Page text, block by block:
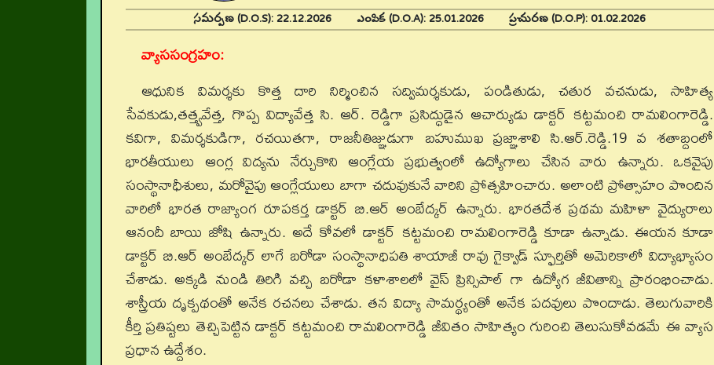
సమర్పణ (D.O.S):22.12.2026ఎంపిక (D.O.A):25.01.2026ప్రచురణ (D.O.P):01.02.2026
వ్యాససంగ్రహం:
ఆధునిక విమర్శకు కొత్త దారి నిర్మించిన సద్విమర్శకుడు, పండితుడు, చతుర వచనుడు, సాహిత్య
సేవకుడు,తత్త్వవేత్త, గొప్ప విద్యావేత్త సి. ఆర్. రెడ్డిగా ప్రసిద్ధుడైన ఆచార్యుడు డాక్టర్ కట్టమంచి రామలింగారెడ్డి.
కవిగా, విమర్శకుడిగా, రచయితగా, రాజనీతిజ్ఞుడుగా బహుముఖ ప్రజ్ఞాశాలి సి.ఆర్.రెడ్డి.19 వ శతాబ్దంలో
భారతీయులు ఆంగ్ల విద్యను నేర్చుకొని ఆంగ్లేయ ప్రభుత్వంలో ఉద్యోగాలు చేసిన వారు ఉన్నారు. ఒకవైపు
సంస్థానాధీశులు, మరోవైపు ఆంగ్లేయులు బాగా చదువుకునే వారిని ప్రోత్సహించారు. అలాంటి ప్రోత్సాహం పొందిన
వారిలో భారత రాజ్యాంగ రూపకర్త డాక్టర్ బి.ఆర్ అంబేద్కర్ ఉన్నారు. భారతదేశ ప్రథమ మహిళా వైద్యురాలు
ఆనందీ బాయి జోషి ఉన్నారు. అదే కోవలో డాక్టర్ కట్టమంచి రామలింగారెడ్డి కూడా ఉన్నాడు. ఈయన కూడా
డాక్టర్ బి.ఆర్ అంబేద్కర్ లాగే బరోడా సంస్థానాధిపతి శాయాజీ రావు గైక్వాడ్‌ స్ఫూర్తితో అమెరికాలో విద్యాభ్యాసం
చేశాడు. అక్కడి నుండి తిరిగి వచ్చి బరోడా కళాశాలలో వైస్ ప్రిన్సిపాల్ గా ఉద్యోగ జీవితాన్ని ప్రారంభించాడు.
శాస్త్రీయ దృక్పథంతో అనేక రచనలు చేశాడు. తన విద్యా సామర్థ్యంతో అనేక పదవులు పొందాడు. తెలుగువారికి
కీర్తి ప్రతిష్టలు తెచ్చిపెట్టిన డాక్టర్ కట్టమంచి రామలింగారెడ్డి జీవితం సాహిత్యం గురించి తెలుసుకోవడమే ఈ వ్యాస
ప్రధాన ఉద్దేశం.